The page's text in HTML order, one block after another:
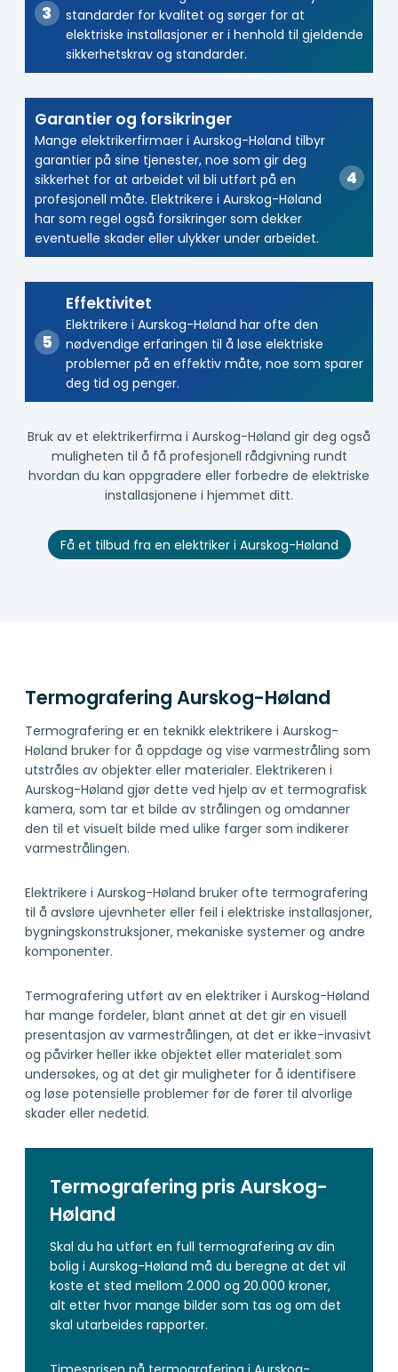
standarder for kvalitet og sørger for at
elektriske installasjoner er i henhold til gjeldende
sikkerhetskrav og standarder.
Garantier og forsikringer
Mange elektrikerfirmaer i Aurskog-Høland tilbyr
garantier på sine tjenester, noe som gir deg
sikkerhet for at arbeidet vil bli utført på en
profesjonell måte. Elektrikere i Aurskog-Høland
har som regel også forsikringer som dekker
eventuelle skader eller ulykker under arbeidet.
Effektivitet
Elektrikere i Aurskog-Høland har ofte den
nødvendige erfaringen til å løse elektriske
problemer på en effektiv måte, noe som sparer
deg tid og penger.
Bruk av et elektrikerfirma i Aurskog-Høland gir deg også
muligheten til å få profesjonell rådgivning rundt
hvordan du kan oppgradere eller forbedre de elektriske
installasjonene i hjemmet ditt.
Få et tilbud fra en elektriker i Aurskog-Høland
Termografering Aurskog-Høland
Termografering er en teknikk elektrikere i Aurskog-
Høland bruker for å oppdage og vise varmestråling som
utstråles av objekter eller materialer. Elektrikeren i
Aurskog-Høland gjør dette ved hjelp av et termografisk
kamera, som tar et bilde av strålingen og omdanner
den til et visuelt bilde med ulike farger som indikerer
varmestrålingen.
Elektrikere i Aurskog-Høland bruker ofte termografering
til å avsløre ujevnheter eller feil i elektriske installasjoner,
bygningskonstruksjoner, mekaniske systemer og andre
komponenter.
Termografering utført av en elektriker i Aurskog-Høland
har mange fordeler, blant annet at det gir en visuell
presentasjon av varmestrålingen, at det er ikke-invasivt
og påvirker heller ikke objektet eller materialet som
undersøkes, og at det gir muligheter for å identifisere
og løse potensielle problemer før de fører til alvorlige
skader eller nedetid.
Termografering pris Aurskog-
Høland
Skal du ha utført en full termografering av din
bolig i Aurskog-Høland må du beregne at det vil
koste et sted mellom 2.000 og 20.000 kroner,
alt etter hvor mange bilder som tas og om det
skal utarbeides rapporter.